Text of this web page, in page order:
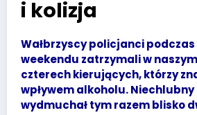
i kolizja
Wałbrzyscy policjanci
weekendu zatrzymali w
czterech kierujących, którzy
wpływem alkoholu.
wydmuchał tym razem blisko